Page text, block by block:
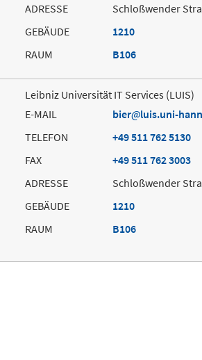
ADRESSE
Schloßwender
GEBÄUDE
1210
RAUM
B106
Leibniz Universität IT Services (LUIS)
E-MAIL
bier
luis.uni-
TELEFON
+49 511 762 5130
FAX
+49 511 762 3003
ADRESSE
Schloßwender
GEBÄUDE
1210
RAUM
B106